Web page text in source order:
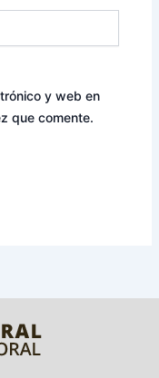
y web en
que comente.